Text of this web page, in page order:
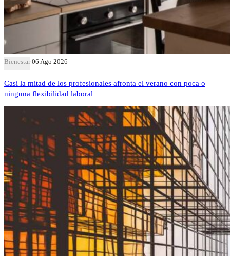
Bienestar 06 Ago 2026
Casi la mitad de los profesionales afronta el verano con poca o
ninguna flexibilidad laboral